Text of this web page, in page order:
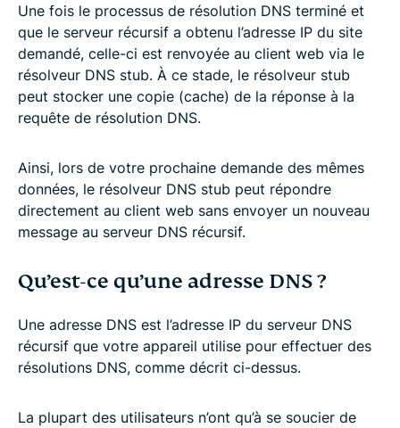
Une fois le processus de résolution DNS terminé et
que le serveur récursif a obtenu l’adresse IP du site
demandé, celle-ci est renvoyée au client web via le
résolveur DNS stub. À ce stade, le résolveur stub
peut stocker une copie (cache) de la réponse à la
requête de résolution DNS.
Ainsi, lors de votre prochaine demande des mêmes
données, le résolveur DNS stub peut répondre
directement au client web sans envoyer un nouveau
message au serveur DNS récursif.
Qu’est-ce qu’une adresse DNS ?
Une adresse DNS est l’adresse IP du serveur DNS
récursif que votre appareil utilise pour effectuer des
résolutions DNS, comme décrit ci-dessus.
La plupart des utilisateurs n’ont qu’à se soucier de